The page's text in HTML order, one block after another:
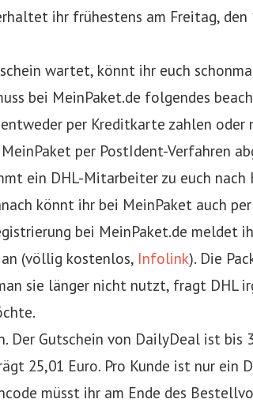
ihr frühestens am Freitag, den
wartet, könnt ihr euch
bei MeinPaket.de folgendes
per Kreditkarte zahlen oder
per PostIdent-Verfahren
ein DHL-Mitarbeiter zu euch nach
könnt ihr bei MeinPaket auch
bei MeinPaket.de meldet
(völlig kostenlos, Infolink). Die
sie länger nicht nutzt, fragt DHL
Der Gutschein von DailyDeal ist bis
25,01 Euro. Pro Kunde ist nur ein
müsst ihr am Ende des